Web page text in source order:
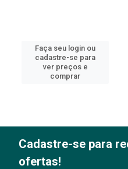
Faça seu login ou
cadastre-se para
ver preços e
comprar
Cadastre-se para
ofertas!